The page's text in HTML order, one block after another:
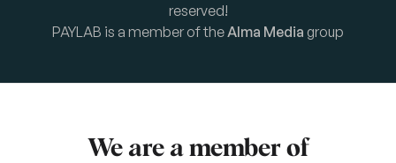
reserved!
PAYLAB is a member of theAlma Media group
We are a member of